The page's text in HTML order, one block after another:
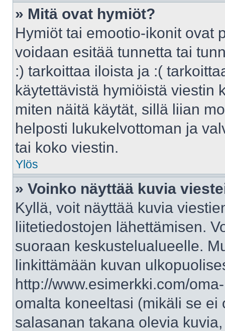
» Mitä ovat hymiöt?
Hymiöt tai emootio-ikonit ovat
voidaan esitää tunnetta tai
:) tarkoittaa iloista ja :(
käytettävistä hymiöistä viestin
miten näitä käytät, sillä liian
helposti lukukelvottoman ja
tai koko viestin.
Ylös
» Voinko näyttää kuvia
Kyllä, voit näyttää kuvia
liitetiedostojen lähettämisen.
suoraan keskustelualueelle.
linkittämään kuvan
http://www.esimerkki.com/
omalta koneeltasi (mikäli se
salasanan takana olevia